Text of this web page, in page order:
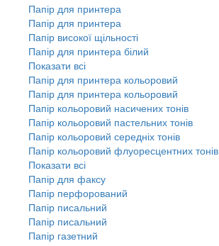
Папір для принтера
Папір для принтера
Папір високої щільності
Папір для принтера білий
Показати всі
Папір для принтера кольоровий
Папір для принтера кольоровий
Папір кольоровий насичених тонів
Папір кольоровий пастельних тонів
Папір кольоровий середніх тонів
Папір кольоровий флуоресцентних тонів
Показати всі
Папір для факсу
Папір перфорований
Папір писальний
Папір писальний
Папір газетний